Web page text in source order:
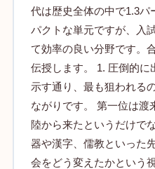
代は歴史全体の中で1.3パ
パクトな単元ですが、入
て効率の良い分野です。
伝授します。 1. 圧倒的に
示す通り、最も狙われる
ながりです。 第一位は渡
陸から来たというだけで
器や漢字、儒教といった
会をどう変えたかという